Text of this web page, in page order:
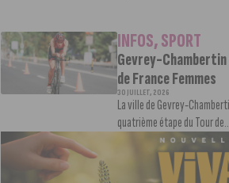
INFOS,SPORT
Gevrey-Chambertin
de France Femmes
30 JUILLET, 2026
La ville de Gevrey-
quatrième étape du Tour